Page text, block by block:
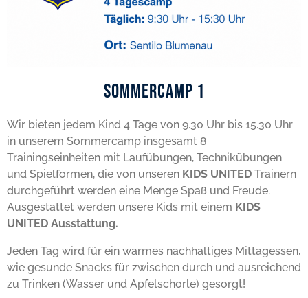
Sommercamp 1
Wir bieten jedem Kind 4 Tage von 9.30 Uhr bis 15.30 Uhr
in unserem Sommercamp insgesamt 8
Trainingseinheiten mit Laufübungen, Technikübungen
und Spielformen, die von unseren KIDS UNITED Trainern
durchgeführt werden eine Menge Spaß und Freude.
Ausgestattet werden unsere Kids mit einem KIDS
UNITED Ausstattung.
Jeden Tag wird für ein warmes nachhaltiges Mittagessen,
wie gesunde Snacks für zwischen durch und ausreichend
zu Trinken (Wasser und Apfelschorle) gesorgt!